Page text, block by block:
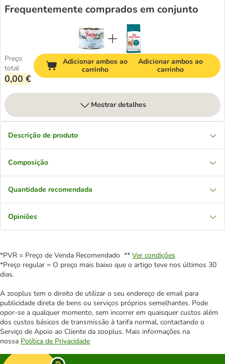
Frequentemente comprados em conjunto
Preço
total
0,00 €
Adicionar ambos ao
carrinho
Adicionar ambos ao
carrinho
Mostrar detalhes
Descrição de produto
Composição
Quantidade recomendada
Opiniões
*PVR = Preço de Venda Recomendado ** Ver condições
*Preço regular = O preço mais baixo que o artigo teve nos últimos 30
dias.
A zooplus tem o direito de utilizar o seu endereço de email para
publicidade direta de bens ou serviços próprios semelhantes. Pode
opor-se a qualquer momento, sem incorrer em quaisquer custos além
dos custos básicos de transmissão à tarifa normal, contactando o
Serviço de Apoio ao Cliente da zooplus. Mais informações na
nossa Política de Privacidade